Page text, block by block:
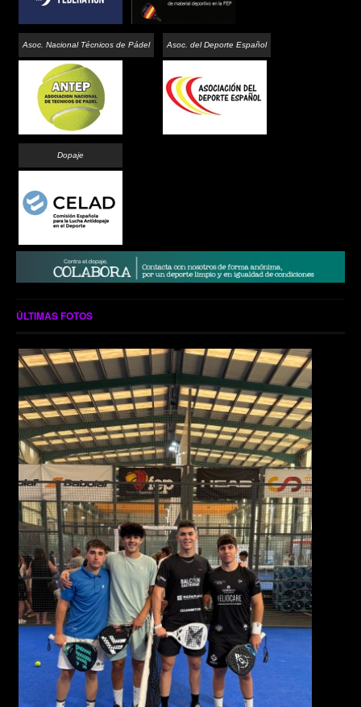
Asoc. Nacional Técnicos de Pádel Asoc. del Deporte Español
Dopaje
ÚLTIMAS FOTOS